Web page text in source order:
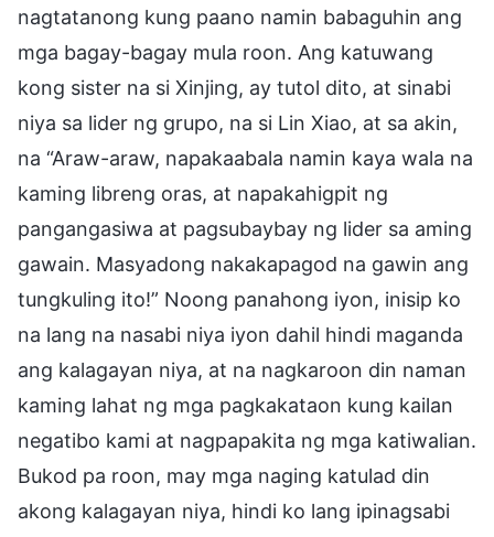
nagtatanong kung paano namin babaguhin ang
mga bagay-bagay mula roon. Ang katuwang
kong sister na si Xinjing, ay tutol dito, at sinabi
niya sa lider ng grupo, na si Lin Xiao, at sa akin,
na “Araw-araw, napakaabala namin kaya wala na
kaming libreng oras, at napakahigpit ng
pangangasiwa at pagsubaybay ng lider sa aming
gawain. Masyadong nakakapagod na gawin ang
tungkuling ito!” Noong panahong iyon, inisip ko
na lang na nasabi niya iyon dahil hindi maganda
ang kalagayan niya, at na nagkaroon din naman
kaming lahat ng mga pagkakataon kung kailan
negatibo kami at nagpapakita ng mga katiwalian.
Bukod pa roon, may mga naging katulad din
akong kalagayan niya, hindi ko lang ipinagsabi